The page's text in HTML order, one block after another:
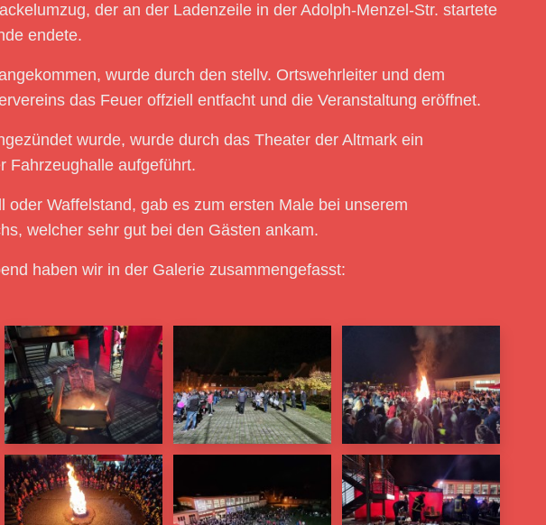
der an der Ladenzeile in der Adolph-Menzel-Str. startete
endete.
wurde durch den stellv. Ortswehrleiter und dem
das Feuer offziell entfacht und die Veranstaltung eröffnet.
wurde, wurde durch das Theater der Altmark ein
Fahrzeughalle aufgeführt.
oder Waffelstand, gab es zum ersten Male bei unserem
welcher sehr gut bei den Gästen ankam.
haben wir in der Galerie zusammengefasst: